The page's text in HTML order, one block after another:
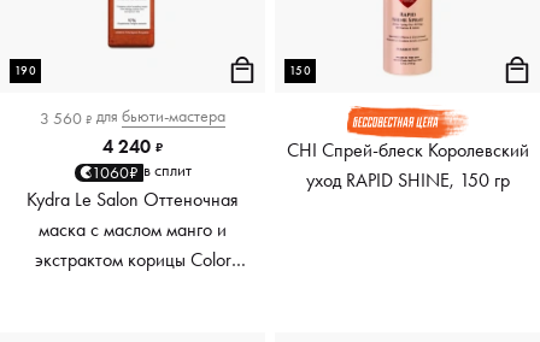
190
3 560 ₽ для бьюти-мастера
4 240 ₽
1060₽ в сплит
Kydra Le Salon Оттеночная
маска с маслом манго и
экстрактом корицы Color
150
CHI Спрей-блеск Королевский
уход RAPID SHINE, 150 гр